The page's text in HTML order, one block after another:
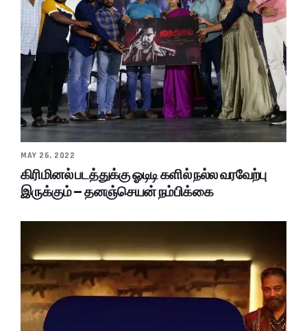
MAY 26, 2022
கிரிமினல் படத்துக்கு ஓடிடி களில் நல்ல வரவேற்பு
இருக்கும் – தனஞ்செயன் நம்பிக்கை